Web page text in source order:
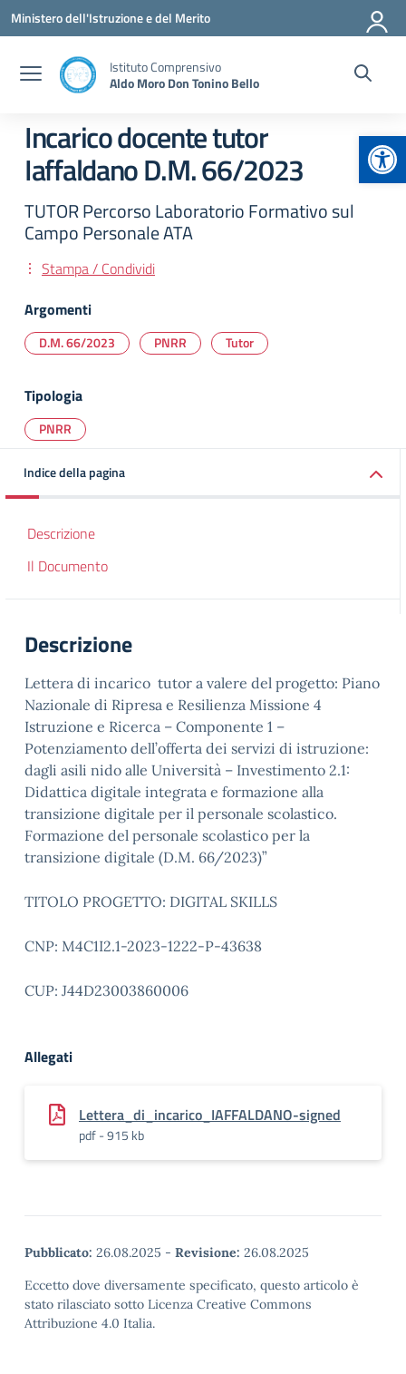
Vai ai contenuti
Vai al menu di navigazione
Vai al footer
Ministero dell'Istruzione e del Merito
Istituto Comprensivo
Aldo Moro Don Tonino Bello
Incarico docente tutor
Iaffaldano D.M. 66/2023
TUTOR Percorso Laboratorio Formativo sul
Campo Personale ATA
Stampa / Condividi
Argomenti
D.M. 66/2023 PNRR Tutor
Tipologia
PNRR
Indice della pagina
Descrizione
Il Documento
Descrizione
Lettera di incarico tutor a valere del progetto: Piano
Nazionale di Ripresa e Resilienza Missione 4
Istruzione e Ricerca – Componente 1 –
Potenziamento dell’offerta dei servizi di istruzione:
dagli asili nido alle Università – Investimento 2.1:
Didattica digitale integrata e formazione alla
transizione digitale per il personale scolastico.
Formazione del personale scolastico per la
transizione digitale (D.M. 66/2023)”
TITOLO PROGETTO: DIGITAL SKILLS
CNP: M4C1I2.1-2023-1222-P-43638
CUP: J44D23003860006
Allegati
Lettera_di_incarico_IAFFALDANO-signed
pdf - 915 kb
Pubblicato: 26.08.2025 - Revisione: 26.08.2025
Eccetto dove diversamente specificato, questo articolo è
stato rilasciato sotto Licenza Creative Commons
Attribuzione 4.0 Italia.